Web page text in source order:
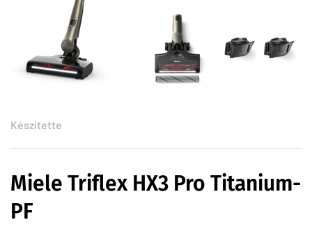
Készítette
Miele Triflex HX3 Pro Titanium-
PF